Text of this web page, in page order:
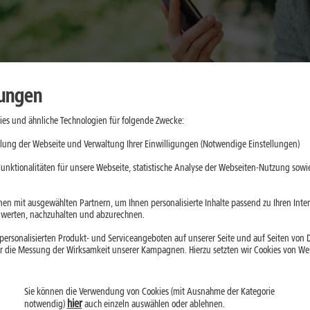
ab, wie Du Dein Smartphone im Alltag nutzt. Wichtig sind zum
Familie oder Kinder. Dieser Guide hilft Dir, diese Punkte Schritt
kompakt, welche 1&1 Tarifoptionen für unterschiedliche
erfährst:
und erkennst, ob10 GB, 60 GB, 120 GB oder Unlimited
sollte und für welche Nutzung
Beispiel für Streaming, Hotspot-Nutzung oder mobiles
Young-Tarife, Kids-Tarife und der Family-Vorteil
bei
und ähnliche Technologien für folgende Zwecke:
der Webseite und Verwaltung Ihrer Einwilligungen (Notwendige Einstellungen)
für unsere Webseite, statistische Analyse der Webseiten-Nutzung
mit ausgewählten Partnern, um Ihnen personalisierte Inhalte passend zu Ihren
nachzuhalten und abzurechnen.
Produkt- und Serviceangeboten auf unserer Seite und auf Seiten von
Messung der Wirksamkeit unserer Kampagnen. Hierzu setzten wir Cookies von
Sie können die Verwendung von Cookies (mit Ausnahme der Kategorie
notwendig) hierauch einzeln auswählen oder ablehnen.